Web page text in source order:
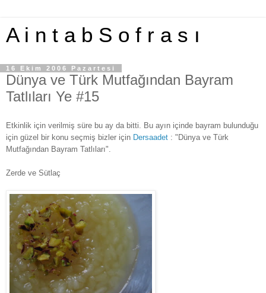
A i n t a b S o f r a s ı
16 Ekim 2006 Pazartesi
Dünya ve Türk Mutfağından Bayram
Tatlıları Ye #15
Etkinlik için verilmiş süre bu ay da bitti. Bu ayın içinde bayram bulunduğu
için güzel bir konu seçmiş bizler için Dersaadet : "Dünya ve Türk
Mutfağından Bayram Tatlıları".
Zerde ve Sütlaç